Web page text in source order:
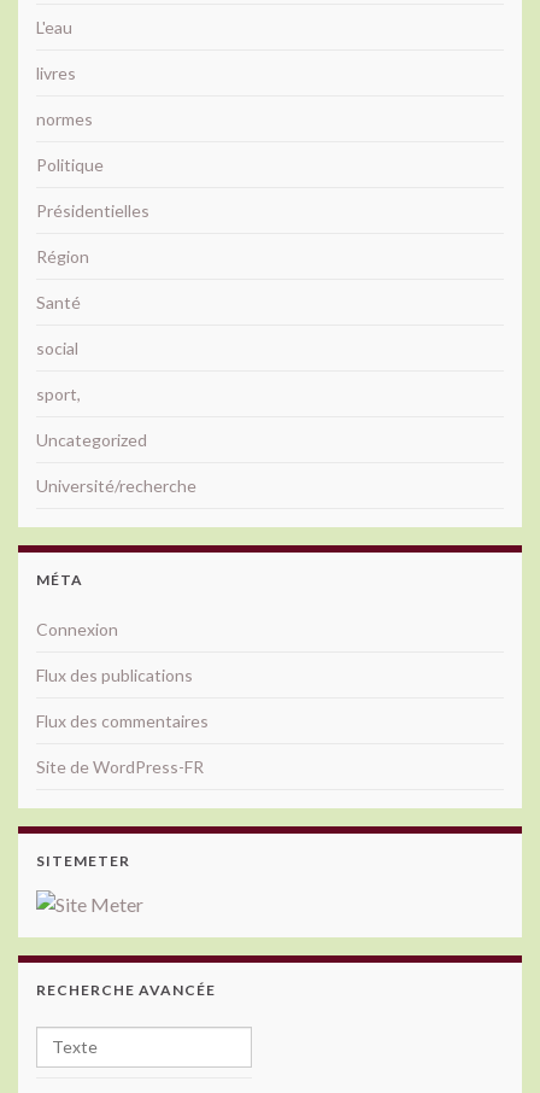
L'eau
livres
normes
Politique
Présidentielles
Région
Santé
social
sport,
Uncategorized
Université/recherche
MÉTA
Connexion
Flux des publications
Flux des commentaires
Site de WordPress-FR
SITEMETER
RECHERCHE AVANCÉE